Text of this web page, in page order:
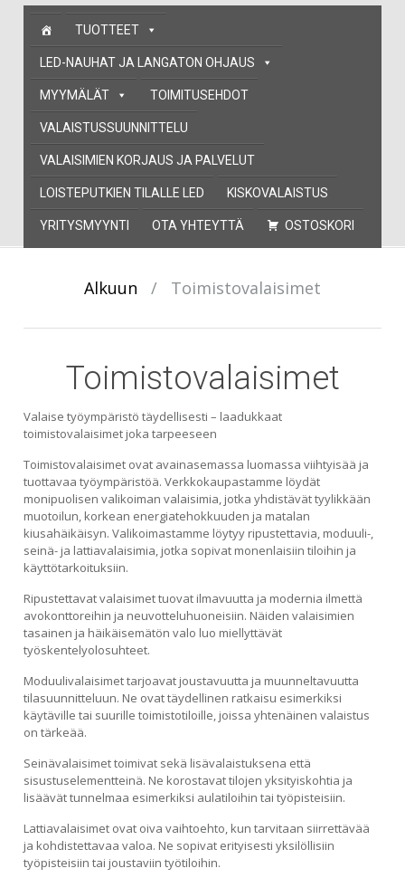
Skip
content
TUOTTEET
LED-NAUHAT JA LANGATON OHJAUS
MYYMÄLÄT TOIMITUSEHDOT
VALAISTUSSUUNNITTELU
VALAISIMIEN KORJAUS JA PALVELUT
LOISTEPUTKIEN TILALLE LED KISKOVALAISTUS
YRITYSMYYNTI OTA YHTEYTTÄ OSTOSKORI
Alkuun / Toimistovalaisimet
Toimistovalaisimet
Valaise työympäristö täydellisesti – laadukkaat
toimistovalaisimet joka tarpeeseen
Toimistovalaisimet ovat avainasemassa luomassa viihtyisää ja
tuottavaa työympäristöä. Verkkokaupastamme löydät
monipuolisen valikoiman valaisimia, jotka yhdistävät tyylikkään
muotoilun, korkean energiatehokkuuden ja matalan
kiusahäikäisyn. Valikoimastamme löytyy ripustettavia, moduuli-,
seinä- ja lattiavalaisimia, jotka sopivat monenlaisiin tiloihin ja
käyttötarkoituksiin.
Ripustettavat valaisimet tuovat ilmavuutta ja modernia ilmettä
avokonttoreihin ja neuvotteluhuoneisiin. Näiden valaisimien
tasainen ja häikäisemätön valo luo miellyttävät
työskentelyolosuhteet.
Moduulivalaisimet tarjoavat joustavuutta ja muunneltavuutta
tilasuunnitteluun. Ne ovat täydellinen ratkaisu esimerkiksi
käytäville tai suurille toimistotiloille, joissa yhtenäinen valaistus
on tärkeää.
Seinävalaisimet toimivat sekä lisävalaistuksena että
sisustuselementteinä. Ne korostavat tilojen yksityiskohtia ja
lisäävät tunnelmaa esimerkiksi aulatiloihin tai työpisteisiin.
Lattiavalaisimet ovat oiva vaihtoehto, kun tarvitaan siirrettävää
ja kohdistettavaa valoa. Ne sopivat erityisesti yksilöllisiin
työpisteisiin tai joustaviin työtiloihin.